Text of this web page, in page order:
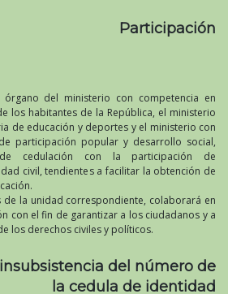
Participación
órgano del ministerio con competencia en
los habitantes de la República, el ministerio
de educación y deportes y el ministerio con
participación popular y desarrollo social,
cedulación con la participación de
civil, tendientes a facilitar la obtención de
de la unidad correspondiente, colaborará en
con el fin de garantizar a los ciudadanos y a
los derechos civiles y políticos.
del número de
la cedula de identidad